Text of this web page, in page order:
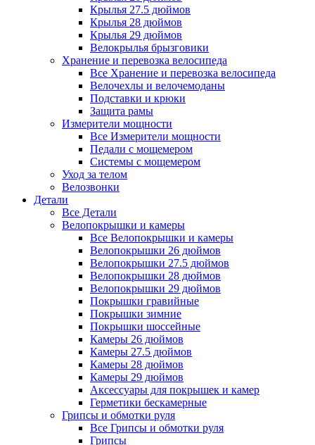
Крылья 27.5 дюймов
Крылья 28 дюймов
Крылья 29 дюймов
Велокрылья брызговики
Хранение и перевозка велосипеда
Все Хранение и перевозка велосипеда
Велочехлы и велочемоданы
Подставки и крюки
Защита рамы
Измерители мощности
Все Измерители мощности
Педали с мощемером
Системы с мощемером
Уход за телом
Велозвонки
Детали
Все Детали
Велопокрышки и камеры
Все Велопокрышки и камеры
Велопокрышки 26 дюймов
Велопокрышки 27.5 дюймов
Велопокрышки 28 дюймов
Велопокрышки 29 дюймов
Покрышки гравийные
Покрышки зимние
Покрышки шоссейные
Камеры 26 дюймов
Камеры 27.5 дюймов
Камеры 28 дюймов
Камеры 29 дюймов
Аксессуары для покрышек и камер
Герметики бескамерные
Грипсы и обмотки руля
Все Грипсы и обмотки руля
Грипсы